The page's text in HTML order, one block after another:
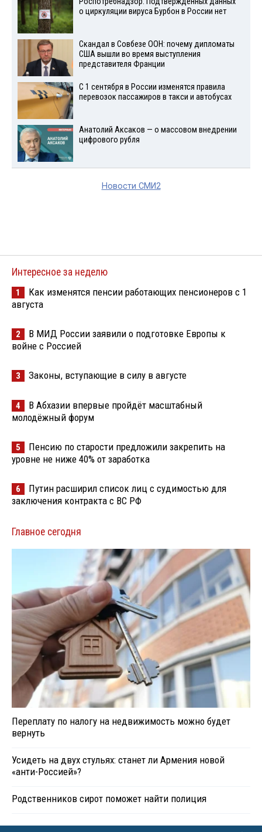
о циркуляции вируса Бурбон в России нет
Скандал в Совбезе ООН: почему дипломаты
США вышли во время выступления
представителя Франции
С 1 сентября в России изменятся правила
перевозок пассажиров в такси и автобусах
Анатолий Аксаков — о массовом внедрении
цифрового рубля
Новости СМИ2
Интересное за неделю
1
Как изменятся пенсии работающих пенсионеров с 1
августа
2
В МИД России заявили о подготовке Европы к
войне с Россией
3 Законы, вступающие в силу в августе
4
В Абхазии впервые пройдёт масштабный
молодёжный форум
5
Пенсию по старости предложили закрепить на
уровне не ниже 40% от заработка
6
Путин расширил список лиц с судимостью для
заключения контракта с ВС РФ
Главное сегодня
Переплату по налогу на недвижимость можно будет
вернуть
Усидеть на двух стульях: станет ли Армения новой
«анти-Россией»?
Родственников сирот поможет найти полиция